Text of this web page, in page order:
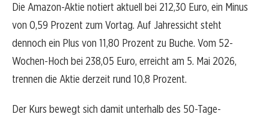
Die Amazon-Aktie notiert aktuell bei 212,30 Euro, ein Minus
von 0,59 Prozent zum Vortag. Auf Jahressicht steht
dennoch ein Plus von 11,80 Prozent zu Buche. Vom 52-
Wochen-Hoch bei 238,05 Euro, erreicht am 5. Mai 2026,
trennen die Aktie derzeit rund 10,8 Prozent.
Der Kurs bewegt sich damit unterhalb des 50-Tage-